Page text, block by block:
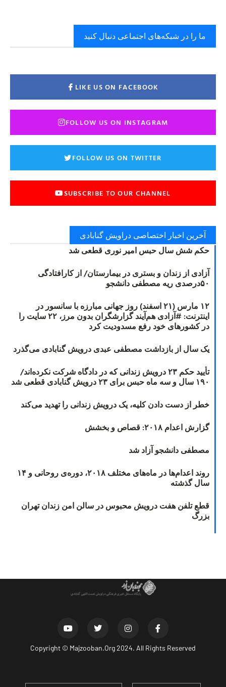
ما را در شبکه‌های اجتماعی دنبال کنید
LIKE US ON FACEBOOK
FOLLOW US ON INSTAGRAM
FOLLOW US ON TWITTER
SUBSCRIBE TO OUR CHANNEL
آخرین اخبار اختصاصی دراویش گنابادی
حکم شش سال حبس امیر نوری قطعی شد
آزادی از زندان و بستری در بیمارستان/ از کارافتادگی
۵۰درصدی ریه مصطفی دانشجو
۱۲ مارس (۲۱ اسفند) روز جهانی مبارزه با سانسور در
اینترنت: #آزادی هم‌آیند گزارشگران‌ بدون مرز، ۲۲ سایت را
در کشورهای خود رفع مسدودیت کرد
یک سال از بازداشت مصطفی عبدی درویش گنابادی می‌گذرد
تأیید حکم ۲۳ درویش زندانی که در دادگاه شرکت نکرده‌اند/
۱۹۰ سال و سه ماه حبس برای ۲۳ درویش گنابادی قطعی شد
خطر از دست دادن کلیه، یک درویش زندانی را تهدید می‌کند
گزارش اعدام ۲۰۱۸: قصاص و بخشش
مصطفی دانشجو آزاد شد
روند اعدام‌ها در ماه‌های مختلف ۲۰۱۸، دوره‌ی روحانی و ۱۴
سال گذشته
قطع تلفن هفت درویش محبوس در سالن امن زندان تهران
بزرگ
Copyright © Majzooban.Org2024. All Rights Reserved